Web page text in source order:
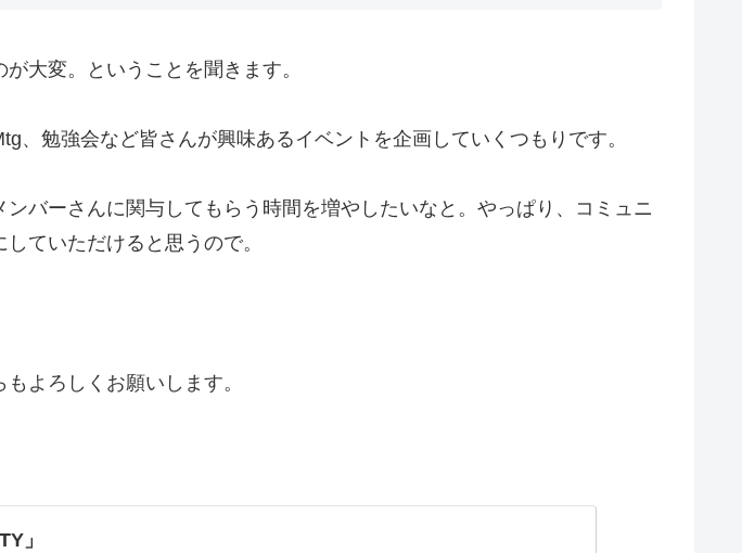
大変。ということを聞きます。
勉強会など皆さんが興味あるイベントを企画していくつもりです。
バーさんに関与してもらう時間を増やしたいなと。やっぱり、コミュニ
ていただけると思うので。
よろしくお願いします。
」